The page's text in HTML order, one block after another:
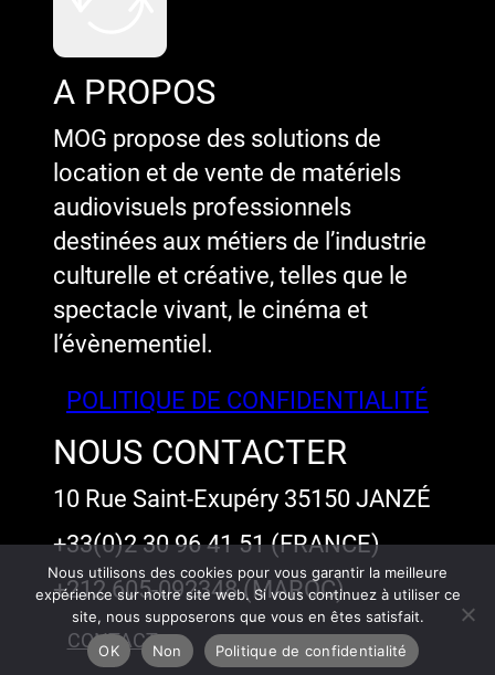
A PROPOS
MOG propose des solutions de
location et de vente de matériels
audiovisuels professionnels
destinées aux métiers de l’industrie
culturelle et créative, telles que le
spectacle vivant, le cinéma et
l’évènementiel.
POLITIQUE DE CONFIDENTIALITÉ
NOUS CONTACTER
10 Rue Saint-Exupéry 35150 JANZÉ
+33(0)2 30 96 41 51 (FRANCE)
+212 605-092348 (MAROC)
CONTACT
Nous utilisons des cookies pour vous garantir la meilleure
expérience sur notre site web. Si vous continuez à utiliser ce
site, nous supposerons que vous en êtes satisfait.
OK
Non Politique de confidentialité